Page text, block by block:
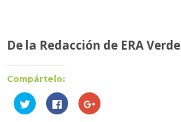
De la Redacción de ERA Verde
Compártelo:
Haz
clic
Haz
clic
Haz
clic